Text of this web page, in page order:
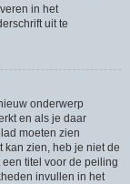
in het
uit te
onderwerp
en als je daar
moeten zien
zien, heb je niet de
titel voor de peiling
invullen in het